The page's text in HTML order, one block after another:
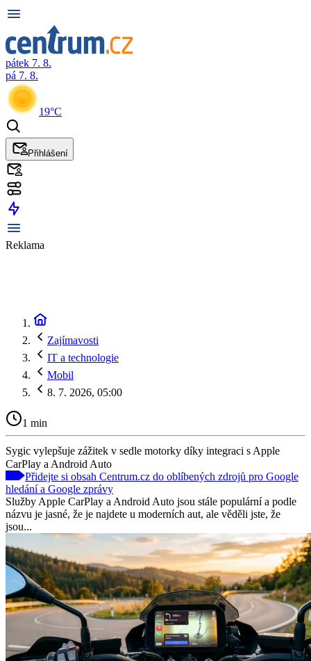
pátek 7. 8.
pá 7. 8.
19°C
Přihlášení
Reklama
Zajímavosti
IT a technologie
Mobil
8. 7. 2026, 05:00
1 min
Sygic vylepšuje zážitek v sedle motorky díky integraci s Apple
CarPlay a Android Auto
Přidejte si obsah Centrum.cz do oblíbených zdrojů pro Google
hledání a Google zprávy
Služby Apple CarPlay a Android Auto jsou stále populární a podle
názvu je jasné, že je najdete u moderních aut, ale věděli jste, že
jsou...